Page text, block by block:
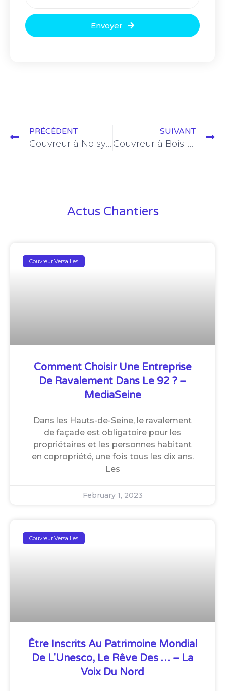
Envoyer
PRÉCÉDENT
Couvreur à Noisy-le-Roi | Couvreur Versailles (78000)
SUIVANT
Couvreur à Bois-d’Arcy | Couvreur Versailles (78000)
Actus Chantiers
Couvreur Versailles
Comment Choisir Une Entreprise
De Ravalement Dans Le 92 ? –
MediaSeine
Dans les Hauts-de-Seine, le ravalement
de façade est obligatoire pour les
propriétaires et les personnes habitant
en copropriété, une fois tous les dix ans.
Les
February 1, 2023
Couvreur Versailles
Être Inscrits Au Patrimoine Mondial
De L'Unesco, Le Rêve Des … – La
Voix Du Nord